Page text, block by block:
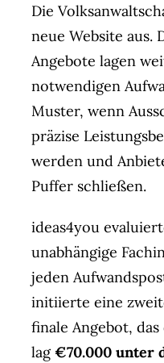
Die
neue Website aus.
Angebote lagen
notwendigen
Muster, wenn
präzise
werden und
Puffer schließen.
ideas4you
unabhängige
jeden
initiierte eine
finale Angebot,
lag€70.000 unter